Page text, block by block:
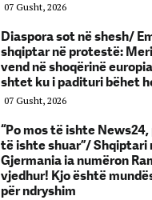
07 Gusht, 2026
Diaspora sot në shesh/
shqiptar në protestë:
vend në shoqërinë
shtet ku i padituri bëhet
07 Gusht, 2026
“Po mos të ishte
të ishte shuar”/ Shqiptari
Gjermania ia numëron
vjedhur! Kjo është
për ndryshim